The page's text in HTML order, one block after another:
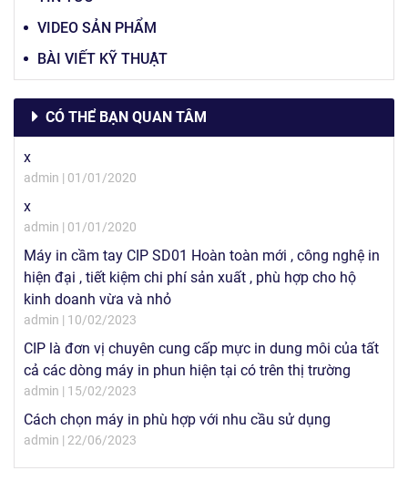
VIDEO SẢN PHẨM
BÀI VIẾT KỸ THUẬT
CÓ THỂ BẠN QUAN TÂM
x
admin | 01/01/2020
x
admin | 01/01/2020
Máy in cầm tay CIP SD01 Hoàn toàn mới , công nghệ in
hiện đại , tiết kiệm chi phí sản xuất , phù hợp cho hộ
kinh doanh vừa và nhỏ
admin | 10/02/2023
CIP là đơn vị chuyên cung cấp mực in dung môi của tất
cả các dòng máy in phun hiện tại có trên thị trường
admin | 15/02/2023
Cách chọn máy in phù hợp với nhu cầu sử dụng
admin | 22/06/2023